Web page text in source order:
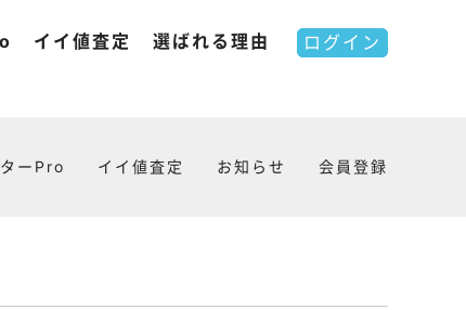
イイ値査定 選ばれる理由 ログイン
ーPro イイ値査定 お知らせ 会員登録